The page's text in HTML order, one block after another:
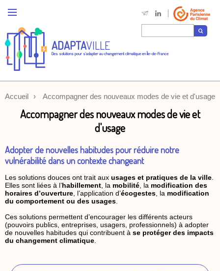
ADAPTAVILLE
Des solutions pour s'adapter au changement climatique en Île-de-France
Accueil Accompagner des nouveaux modes de vie et d'usage
Accompagner des nouveaux modes de vie et
d'usage
Adopter de nouvelles habitudes pour réduire notre
vulnérabilité dans un contexte changeant
Les solutions douces ont trait aux usages et pratiques de la ville
Elles sont liées à l’habillement , la mobilité , la modification des
horaires d’ouverture , l’application d’écogestes , la modification
du comportement ou des usages
Ces solutions permettent d’encourager les différents acteurs
(pouvoirs publics, entreprises, usagers, professionnels) à adopter
de nouvelles habitudes qui contribuent à se protéger des impacts
du changement climatique